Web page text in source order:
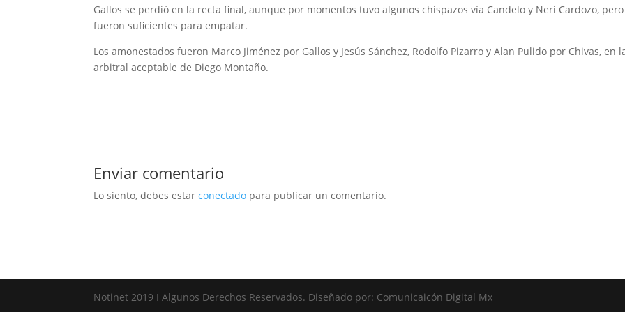
Gallos se perdió en la recta final, aunque por momentos tuvo algunos chispazos vía Candelo y Neri Cardozo,
fueron suficientes para empatar.
Los amonestados fueron Marco Jiménez por Gallos y Jesús Sánchez, Rodolfo Pizarro y Alan Pulido por Chivas, en
arbitral aceptable de Diego Montaño.
Enviar comentario
Lo siento, debes estarconectado para publicar un comentario.
Notinet 2019 I Algunos Derechos Reservados. Diseñado por: Comunicaicón Digital Mx